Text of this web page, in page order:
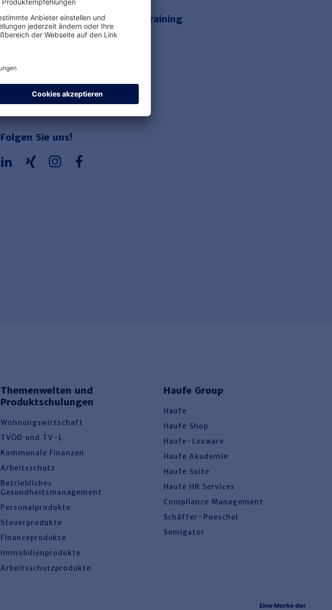
Ihre Vorteile von Haufe Onlinetraining
Folgen Sie uns!
Themenwelten und
Produktschulungen
Wohnungswirtschaft
TVÖD und TV-L
Kommunale Finanzen
Arbeitsschutz
Betriebliches
Gesundheitsmanagement
Personalprodukte
Steuerprodukte
Financeprodukte
Immobilienprodukte
Arbeitsschutzprodukte
Haufe Group
Haufe
Haufe Shop
Haufe-Lexware
Haufe Akademie
Haufe Suite
Haufe HR Services
Compliance Management
Schäffer-Poeschel
Semigator